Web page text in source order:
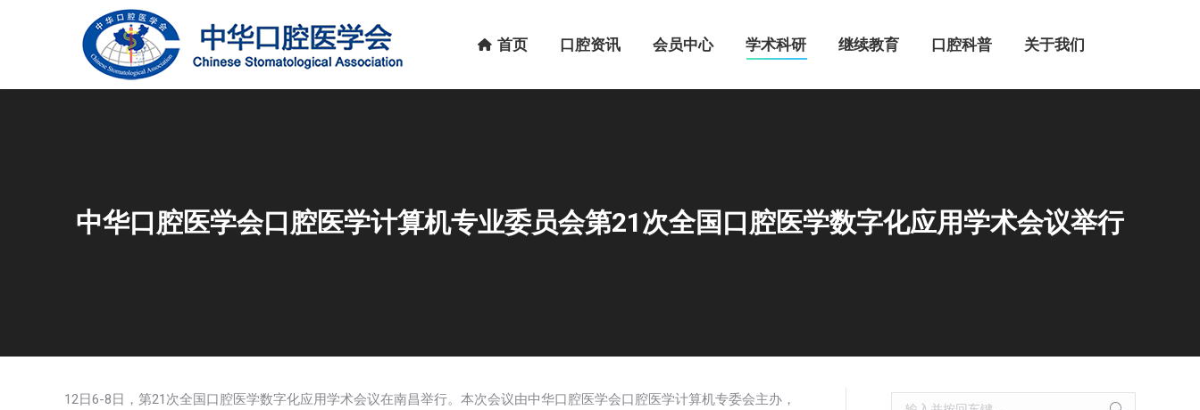
首页 口腔资讯 会员中心 学术科研 继续教育 口腔科普 关于我们
中华口腔医学会口腔医学计算机专业委员会第21次全国口腔医学数字化应用学术会议举行
12日6-8日，第21次全国口腔医学数字化应用学术会议在南昌举行。本次会议由中华口腔医学会口腔医学计算机专委会主办，
Search: